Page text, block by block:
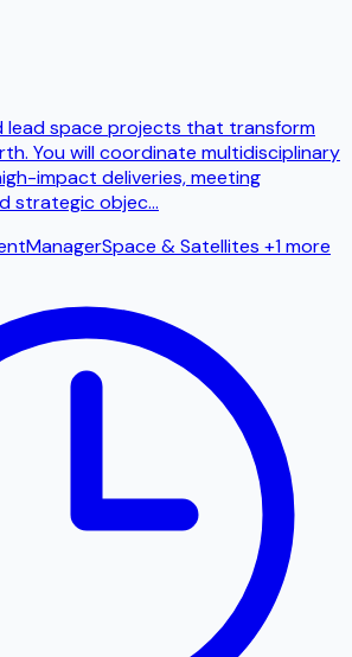
lead space projects that transform
You will coordinate multidisciplinary
impact deliveries, meeting
strategic objec...
ManagerSpace & Satellites +1 more